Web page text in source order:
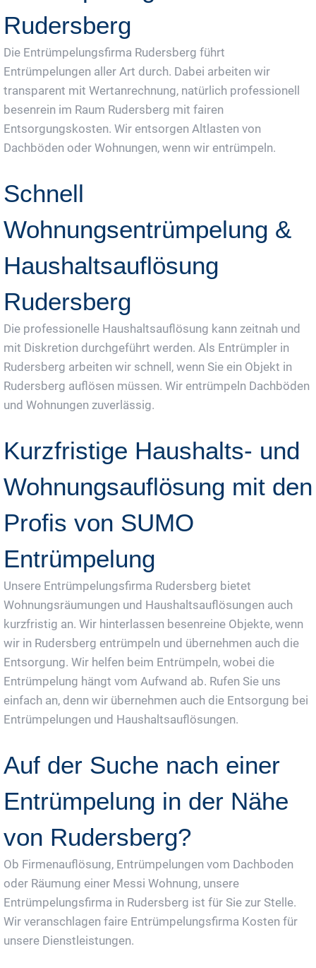
Rudersberg
Die Entrümpelungsfirma Rudersberg führt
Entrümpelungen aller Art durch. Dabei arbeiten wir
transparent mit Wertanrechnung, natürlich professionell
besenrein im Raum Rudersberg mit fairen
Entsorgungskosten. Wir entsorgen Altlasten von
Dachböden oder Wohnungen, wenn wir entrümpeln.
Schnell
Wohnungsentrümpelung &
Haushaltsauflösung
Rudersberg
Die professionelle Haushaltsauflösung kann zeitnah und
mit Diskretion durchgeführt werden. Als Entrümpler in
Rudersberg arbeiten wir schnell, wenn Sie ein Objekt in
Rudersberg auflösen müssen. Wir entrümpeln Dachböden
und Wohnungen zuverlässig.
Kurzfristige Haushalts- und
Wohnungsauflösung mit den
Profis von SUMO
Entrümpelung
Unsere Entrümpelungsfirma Rudersberg bietet
Wohnungsräumungen und Haushaltsauflösungen auch
kurzfristig an. Wir hinterlassen besenreine Objekte, wenn
wir in Rudersberg entrümpeln und übernehmen auch die
Entsorgung. Wir helfen beim Entrümpeln, wobei die
Entrümpelung hängt vom Aufwand ab. Rufen Sie uns
einfach an, denn wir übernehmen auch die Entsorgung bei
Entrümpelungen und Haushaltsauflösungen.
Auf der Suche nach einer
Entrümpelung in der Nähe
von Rudersberg?
Ob Firmenauflösung, Entrümpelungen vom Dachboden
oder Räumung einer Messi Wohnung, unsere
Entrümpelungsfirma in Rudersberg ist für Sie zur Stelle.
Wir veranschlagen faire Entrümpelungsfirma Kosten für
unsere Dienstleistungen.